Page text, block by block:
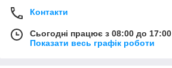
Контакти
Сьогодні працює з 08:00 до 17:00
Показати весь графік роботи